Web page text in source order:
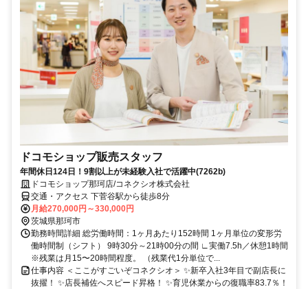
ドコモショップ販売スタッフ
年間休日124日！9割以上が未経験入社で活躍中(7262b)
ドコモショップ那珂店/コネクシオ株式会社
交通・アクセス 下菅谷駅から徒歩8分
月給270,000円～330,000円
茨城県那珂市
勤務時間詳細 総労働時間：1ヶ月あたり152時間 1ヶ月単位の変形労
働時間制（シフト） 9時30分～21時00分の間 ∟実働7.5h／休憩1時間
※残業は月15〜20時間程度。 （残業代1分単位で...
仕事内容 ＜ここがすごいぞコネクシオ＞ ✨新卒入社3年目で副店長に
抜擢！ ✨店長補佐へスピード昇格！ ✨育児休業からの復職率83.7％！